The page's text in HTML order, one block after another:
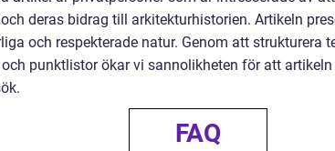
deras bidrag till arkitekturhistorien. Artikeln
och respekterade natur. Genom att strukturera
punktlistor ökar vi sannolikheten för att
FAQ